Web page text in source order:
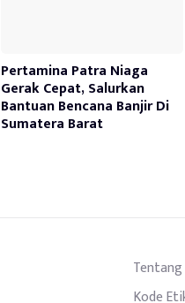
Pertamina Patra Niaga
Gerak Cepat, Salurkan
Bantuan Bencana Banjir Di
Sumatera Barat
Kode